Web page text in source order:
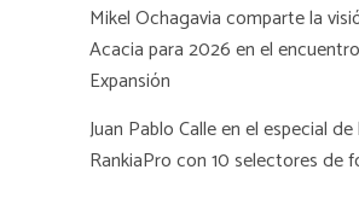
Mikel Ochagavia comparte la
Acacia para 2026 en el
Expansión
Juan Pablo Calle en el especial
RankiaPro con 10 selectores de